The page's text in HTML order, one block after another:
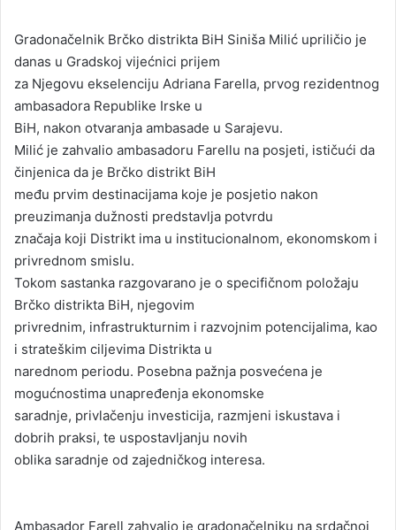
d
a
n
e
m
a
l
Gradonačelnik Brčko distrikta BiH Siniša Milić upriličio je
danas u Gradskoj vijećnici prijem
za Njegovu ekselenciju Adriana Farella, prvog rezidentnog
ambasadora Republike Irske u
BiH, nakon otvaranja ambasade u Sarajevu.
Milić je zahvalio ambasadoru Farellu na posjeti, ističući da
činjenica da je Brčko distrikt BiH
među prvim destinacijama koje je posjetio nakon
preuzimanja dužnosti predstavlja potvrdu
značaja koji Distrikt ima u institucionalnom, ekonomskom i
privrednom smislu.
Tokom sastanka razgovarano je o specifičnom položaju
Brčko distrikta BiH, njegovim
privrednim, infrastrukturnim i razvojnim potencijalima, kao
i strateškim ciljevima Distrikta u
narednom periodu. Posebna pažnja posvećena je
mogućnostima unapređenja ekonomske
saradnje, privlačenju investicija, razmjeni iskustava i
dobrih praksi, te uspostavljanju novih
oblika saradnje od zajedničkog interesa.
Ambasador Farell zahvalio je gradonačelniku na srdačnoj